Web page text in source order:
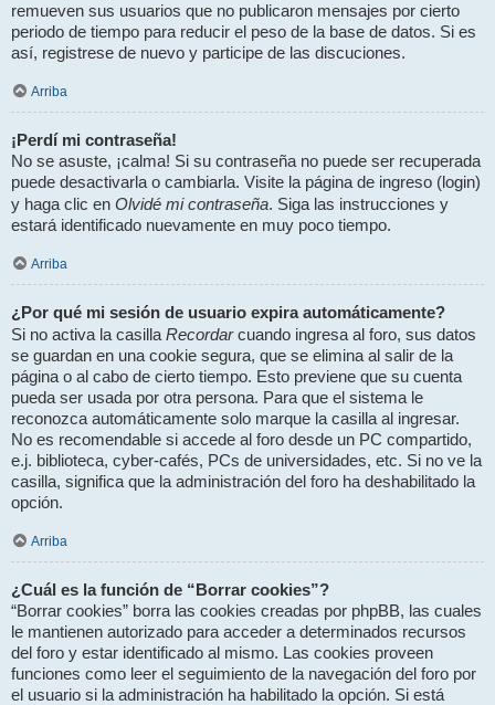
remueven sus usuarios que no publicaron mensajes por cierto
periodo de tiempo para reducir el peso de la base de datos. Si es
así, registrese de nuevo y participe de las discuciones.
Arriba
¡Perdí mi contraseña!
No se asuste, ¡calma! Si su contraseña no puede ser recuperada
puede desactivarla o cambiarla. Visite la página de ingreso (login)
y haga clic en Olvidé mi contraseña. Siga las instrucciones y
estará identificado nuevamente en muy poco tiempo.
Arriba
¿Por qué mi sesión de usuario expira automáticamente?
Si no activa la casilla Recordarcuando ingresa al foro, sus datos
se guardan en una cookie segura, que se elimina al salir de la
página o al cabo de cierto tiempo. Esto previene que su cuenta
pueda ser usada por otra persona. Para que el sistema le
reconozca automáticamente solo marque la casilla al ingresar.
No es recomendable si accede al foro desde un PC compartido,
e.j. biblioteca, cyber-cafés, PCs de universidades, etc. Si no ve la
casilla, significa que la administración del foro ha deshabilitado la
opción.
Arriba
¿Cuál es la función de “Borrar cookies”?
“Borrar cookies” borra las cookies creadas por phpBB, las cuales
le mantienen autorizado para acceder a determinados recursos
del foro y estar identificado al mismo. Las cookies proveen
funciones como leer el seguimiento de la navegación del foro por
el usuario si la administración ha habilitado la opción. Si está